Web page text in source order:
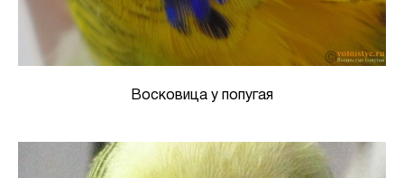
Восковица у попугая